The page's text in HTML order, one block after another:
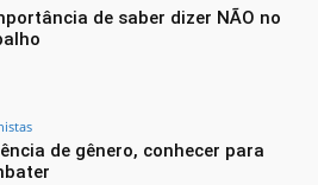
de saber dizer NÃO no
de gênero, conhecer para